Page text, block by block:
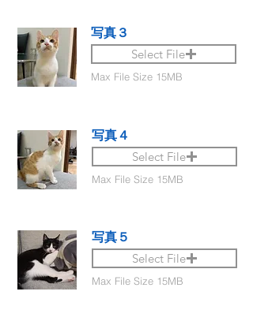
写真３
Select File
Max File Size 15MB
写真４
Select File
Max File Size 15MB
写真５
Select File
Max File Size 15MB